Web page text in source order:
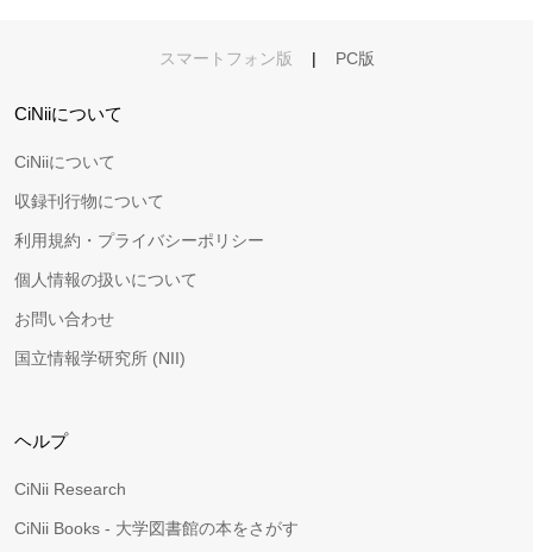
スマートフォン版 | PC版
CiNiiについて
CiNiiについて
収録刊行物について
利用規約・プライバシーポリシー
個人情報の扱いについて
お問い合わせ
国立情報学研究所 (NII)
ヘルプ
CiNii Research
CiNii Books - 大学図書館の本をさがす